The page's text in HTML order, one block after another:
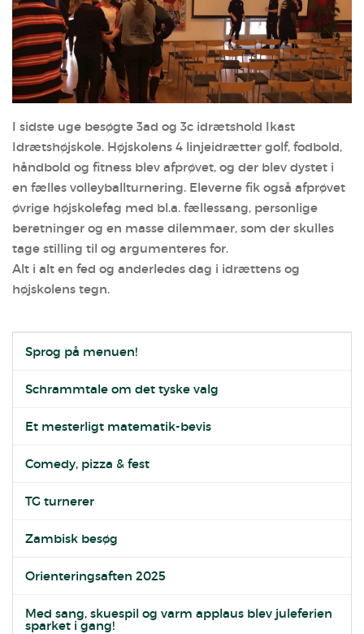
I sidste uge besøgte 3ad og 3c idrætshold Ikast
Idrætshøjskole. Højskolens 4 linjeidrætter golf, fodbold,
håndbold og fitness blev afprøvet, og der blev dystet i
en fælles volleyballturnering. Eleverne fik også afprøvet
øvrige højskolefag med bl.a. fællessang, personlige
beretninger og en masse dilemmaer, som der skulles
tage stilling til og argumenteres for.
Alt i alt en fed og anderledes dag i idrættens og
højskolens tegn.
Sprog på menuen!
Schrammtale om det tyske valg
Et mesterligt matematik-bevis
Comedy, pizza & fest
TG turnerer
Zambisk besøg
Orienteringsaften 2025
Med sang, skuespil og varm applaus blev juleferien
sparket i gang!